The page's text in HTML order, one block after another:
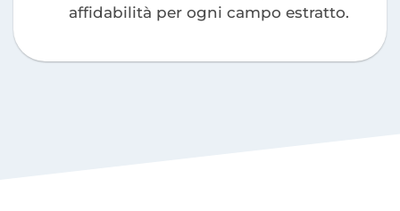
affidabilità per ogni campo estratto.